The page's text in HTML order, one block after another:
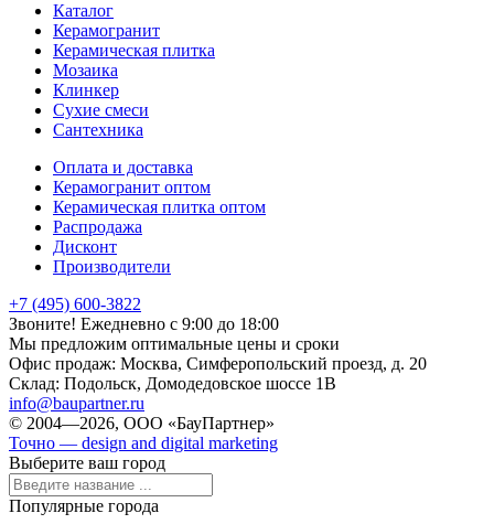
Каталог
Керамогранит
Керамическая плитка
Мозаика
Клинкер
Сухие смеси
Сантехника
Оплата и доставка
Керамогранит оптом
Керамическая плитка оптом
Распродажа
Дисконт
Производители
+7 (495) 600-3822
Звоните! Ежедневно с 9:00 до 18:00
Мы предложим оптимальные цены и сроки
Офис продаж: Москва, Симферопольский проезд, д. 20
Склад: Подольск, Домодедовское шоссе 1В
info@baupartner.ru
© 2004—2026, ООО «БауПартнер»
Точно — design and digital marketing
Выберите ваш город
Популярные города